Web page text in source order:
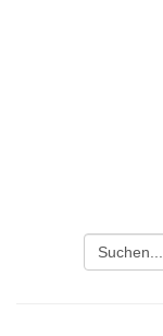
Gebühren
CSV